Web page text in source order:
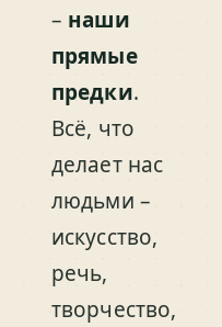
– наши
прямые
предки.
Всё, что
делает нас
людьми –
искусство,
речь,
творчество,